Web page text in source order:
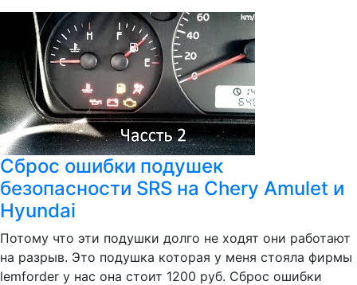
Сброс ошибки подушек
безопасности SRS на Chery Amulet и
Hyundai
Потому что эти подушки долго не ходят они работают
на разрыв. Это подушка которая у меня стояла фирмы
lemforder у нас она стоит 1200 руб. Сброс ошибки